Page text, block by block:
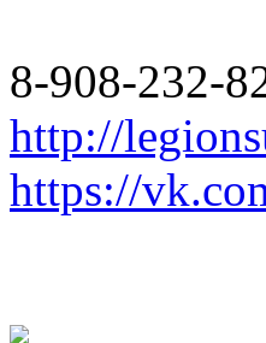
8-908-232-
http://
https://